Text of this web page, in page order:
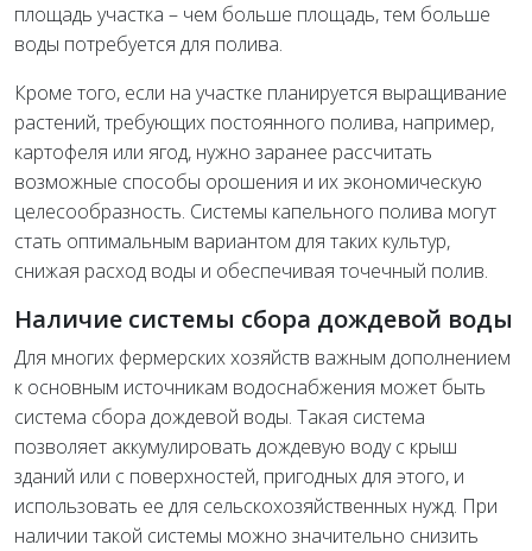
площадь участка – чем больше площадь, тем больше
воды потребуется для полива.
Кроме того, если на участке планируется выращивание
растений, требующих постоянного полива, например,
картофеля или ягод, нужно заранее рассчитать
возможные способы орошения и их экономическую
целесообразность. Системы капельного полива могут
стать оптимальным вариантом для таких культур,
снижая расход воды и обеспечивая точечный полив.
Наличие системы сбора дождевой воды
Для многих фермерских хозяйств важным дополнением
к основным источникам водоснабжения может быть
система сбора дождевой воды. Такая система
позволяет аккумулировать дождевую воду с крыш
зданий или с поверхностей, пригодных для этого, и
использовать ее для сельскохозяйственных нужд. При
наличии такой системы можно значительно снизить